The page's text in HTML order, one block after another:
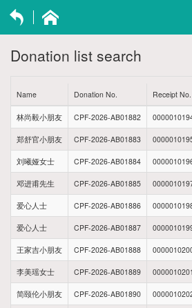
Donation list search
Name Donation No. Receipt No.
林尚毅小朋友 CPF-2026-AB01882
郑舒官小朋友 CPF-2026-AB01883
刘曦娅女士 CPF-2026-AB01884
邓进甫先生 CPF-2026-AB01885
爱心人士 CPF-2026-AB01886
爱心人士 CPF-2026-AB01887
王家吉小朋友 CPF-2026-AB01888
李美瑶女士 CPF-2026-AB01889 0000010201
简颐伦小朋友 CPF-2026-AB01890